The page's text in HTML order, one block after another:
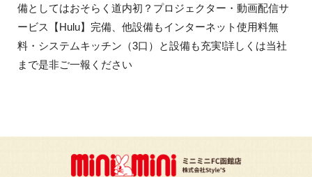
備としてはおそらく道内初？プロジェクター・動画配信サ
ービス【Hulu】完備、他設備もインターネット使用料無
料・システムキッチン（3口）と設備も充実!詳しくは当社
まで是非ご一報ください